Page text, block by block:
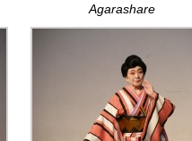
Agarashare